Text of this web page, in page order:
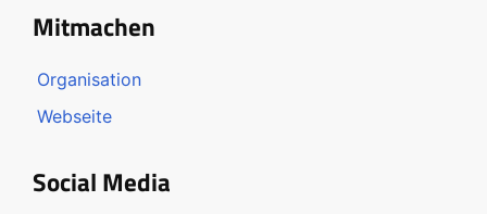
Mitmachen
Organisation
Webseite
Social Media